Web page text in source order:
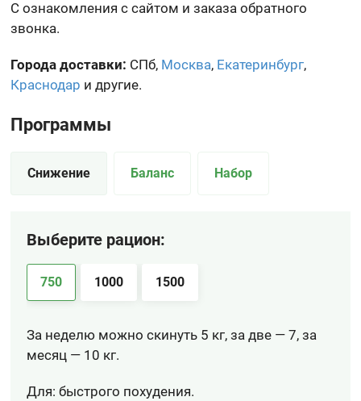
С ознакомления с сайтом и заказа обратного
звонка.
Города доставки: СПб, Москва, Екатеринбург,
Краснодар и другие.
Программы
Снижение Баланс Набор
Выберите рацион:
750 1000 1500
За неделю можно скинуть 5 кг, за две — 7, за
месяц — 10 кг.
Для: быстрого похудения.